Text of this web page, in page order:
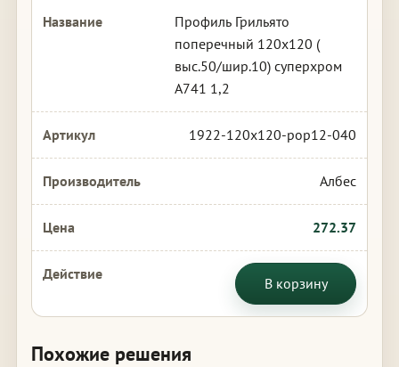
Профиль Грильято
поперечный 120х120 (
выс.50/шир.10) суперхром
А741 1,2
1922-120x120-pop12-040
Албес
272.37
В корзину
Похожие решения